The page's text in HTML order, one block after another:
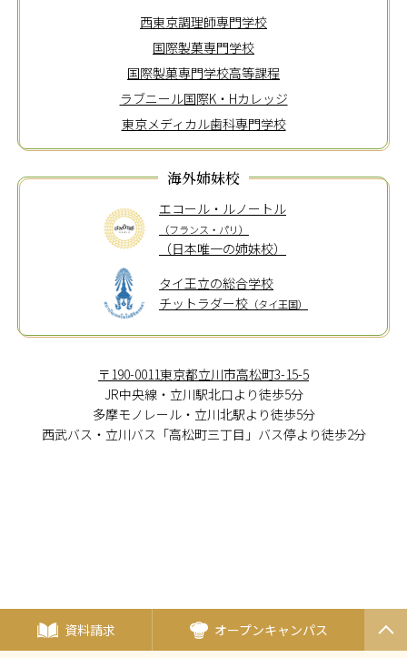
西東京調理師専門学校
国際製菓専門学校
国際製菓専門学校高等課程
ラブニール国際K・Hカレッジ
東京メディカル歯科専門学校
海外姉妹校
エコール・ルノートル
（フランス・パリ）
（日本唯一の姉妹校）
タイ王立の総合学校
チットラダー校 （タイ王国）
〒190-0011東京都立川市高松町3-15-5
JR中央線・立川駅北口より徒歩5分
多摩モノレール・立川北駅より徒歩5分
西武バス・立川バス「高松町三丁目」バス停より徒歩2分
資料請求
オープンキャンパス